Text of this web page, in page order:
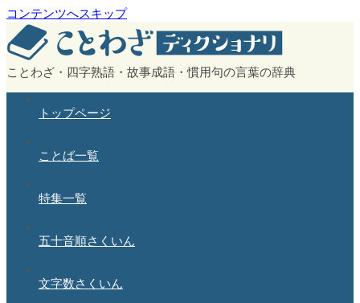
コンテンツへスキップ
ことわざ・四字熟語・故事成語・慣用句の言葉の辞典
トップページ
ことば一覧
特集一覧
五十音順さくいん
文字数さくいん